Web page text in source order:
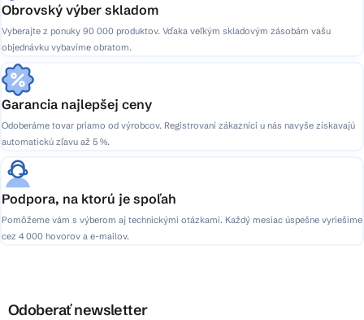
Obrovský výber skladom
Vyberajte z ponuky 90 000 produktov. Vďaka veľkým skladovým zásobám vašu
objednávku vybavíme obratom.
Garancia najlepšej ceny
Odoberáme tovar priamo od výrobcov. Registrovaní zákazníci u nás navyše získavajú
automatickú zľavu až 5 %.
Podpora, na ktorú je spoľah
Pomôžeme vám s výberom aj technickými otázkami. Každý mesiac úspešne vyriešime
cez 4 000 hovorov a e-mailov.
Odoberať newsletter